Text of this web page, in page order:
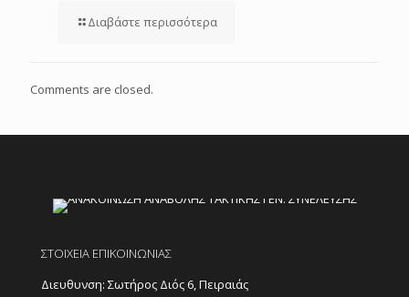
Διαβάστε περισσότερα
Comments are closed.
ΣΤΟΙΧΕΙΑ ΕΠΙΚΟΙΝΩΝΙΑΣ
Διευθυνση: Σωτήρος Διός 6, Πειραιάς